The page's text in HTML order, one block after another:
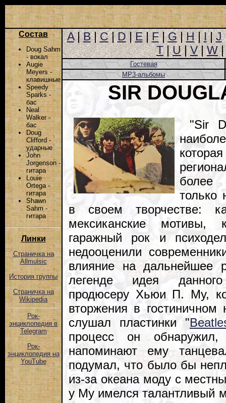
Состав
Doug Sahm
- вокал
Augie
Meyers -
клавишные
Speedy
Sparks -
бас
Neal
Walker -
бас
Doug
Clifford -
ударные
John
Jorgenson -
гитара
Louie
Ortega -
гитара
Shawn
Sahm -
гитара
Линки
Страничка на
Allmuisic
История группы
Страничка на
Wikipedia
Рок-
энциклопедия в
Telegram
Рок-
энциклопедия на
YouTube
A|B|C|D|E|F|G|H|I|J
T|U|V|W
Гостевая
MP3-альбомы
SIR
"Sir
более
только
в своем творчестве:
мексиканские мотивы,
гаражный рок и
недооценили
влияние на дальнейшее
легенде идея
продюсеру Хьюи П. Му,
вторжения в
слушал пластинки "
процесс он
напоминают ему
подумал, что было бы
из-за океана моду с
у Му имелся талантливый